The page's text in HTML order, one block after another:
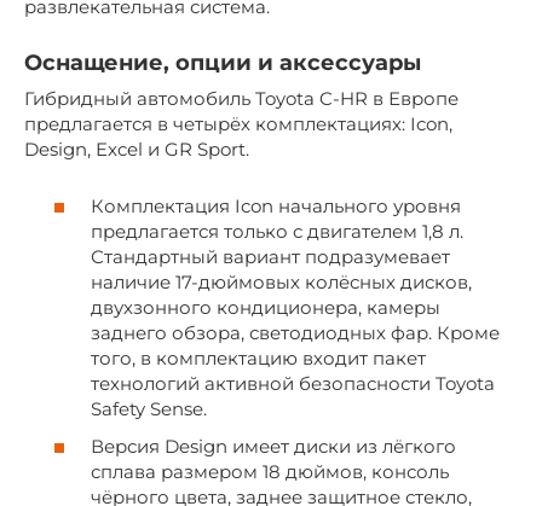
развлекательная система.
Оснащение, опции и аксессуары
Гибридный автомобиль Toyota C-HR в Европе
предлагается в четырёх комплектациях: Icon,
Design, Excel и GR Sport.
Комплектация Icon начального уровня
предлагается только с двигателем 1,8 л.
Стандартный вариант подразумевает
наличие 17-дюймовых колёсных дисков,
двухзонного кондиционера, камеры
заднего обзора, светодиодных фар. Кроме
того, в комплектацию входит пакет
технологий активной безопасности Toyota
Safety Sense.
Версия Design имеет диски из лёгкого
сплава размером 18 дюймов, консоль
чёрного цвета, заднее защитное стекло,